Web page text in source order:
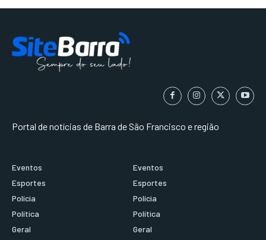
Portal de notícias de Barra de São Francisco e região
Eventos
Esportes
Polícia
Política
Geral
Eventos
Esportes
Polícia
Política
Geral